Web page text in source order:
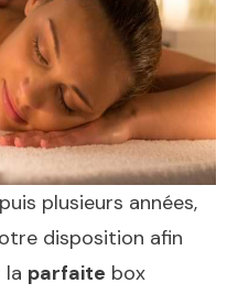
plusieurs années,
disposition afin
la parfaite box